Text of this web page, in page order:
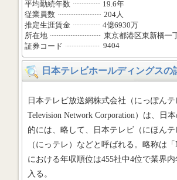
平均勤続年数
19.6年
従業員数
204人
推定生涯賃金
4億6930万
所在地
東京都港区東新橋一
証券コード
9404
日本テレビホールディングスの
日本テレビ放送網株式会社（にっぽん
Television Network Corporation）は、日
的には、略して、日本テレビ（にほん
（にっテレ）などと呼ばれる。略称は
における年収順位は455社中4位で業界
入る。